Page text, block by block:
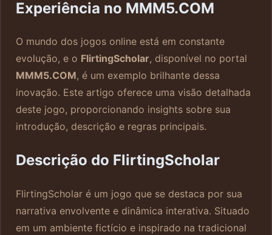
Experiência no MMM5.COM
O mundo dos jogos online está em constante
evolução, e o FlirtingScholar, disponível no portal
MMM5.COM, é um exemplo brilhante dessa
inovação. Este artigo oferece uma visão detalhada
deste jogo, proporcionando insights sobre sua
introdução, descrição e regras principais.
Descrição do FlirtingScholar
FlirtingScholar é um jogo que se destaca por sua
narrativa envolvente e dinâmica interativa. Situado
em um ambiente fictício e inspirado na tradicional